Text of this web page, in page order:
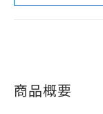
商品概要